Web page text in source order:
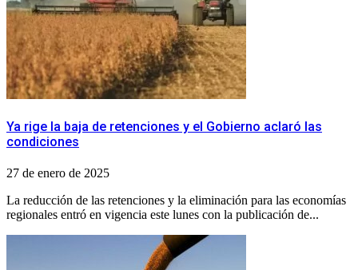
Ya rige la baja de retenciones y el Gobierno aclaró las
condiciones
27 de enero de 2025
La reducción de las retenciones y la eliminación para las economías
regionales entró en vigencia este lunes con la publicación de...